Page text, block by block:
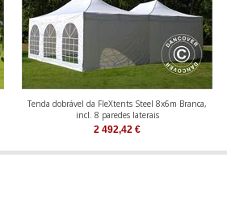
Tenda dobrável da FleXtents Steel 8x6m Branca,
incl. 8 paredes laterais
2 492,42 €